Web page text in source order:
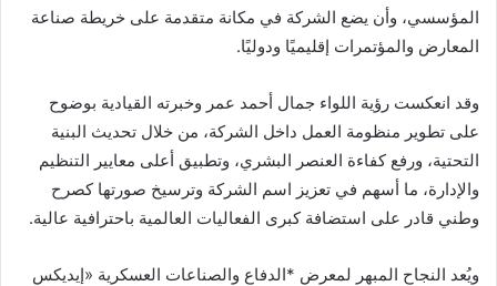
ك
ن
المؤسسي، وأن يضع الشركة في مكانة متقدمة على خريطة صناعة
المعارض والمؤتمرات إقليميًا ودوليًا.
وقد انعكست رؤية اللواء جمال أحمد عمر وخبرته القيادية بوضوح
على تطوير منظومة العمل داخل الشركة، من خلال تحديث البنية
التحتية، ورفع كفاءة العنصر البشري، وتطبيق أعلى معايير التنظيم
والإدارة، ما أسهم في تعزيز اسم الشركة وترسيخ صورتها كصرح
وطني قادر على استضافة كبرى الفعاليات العالمية باحترافية عالية.
ويُعد النجاح المبهر لمعرض *الدفاع والصناعات العسكرية «إيديكس